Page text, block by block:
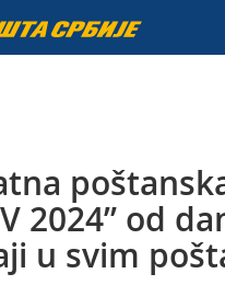
2024” od
u svim